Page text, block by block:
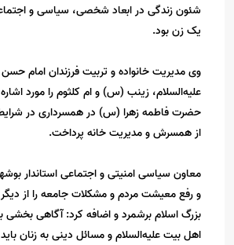
شئون زندگی در ابعاد شخصی، سیاسی و
یک زن بود.
وی مدیریت خانواده و تربیت فرزندان امام
علیه‌السلام، زینب (س) و ام کلثوم را مورد اشاره
حضرت فاطمه زهرا (س) در همسرداری در
از همسرش و مدیریت خانه پرداخت.
معاون سیاسی امنیتی و اجتماعی استاندار
و رفع معیشت مردم و مشکلات جامعه را از دیگر
بزرگ اسلام برشمرد و اضافه کرد: آگاهی بخشی
اهل بیت علیه‌السلام و مسائل دینی به زنان باید